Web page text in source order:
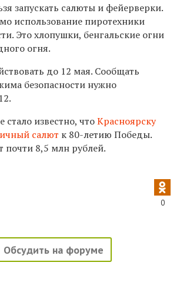
запускать салюты и фейерверки.
использование пиротехники
Это хлопушки, бенгальские огни
огня.
до 12 мая. Сообщать
безопасности нужно
известно, чтоКрасноярску
салют к 80-летию Победы.
почти 8,5 млн рублей.
0
Обсудить на форуме